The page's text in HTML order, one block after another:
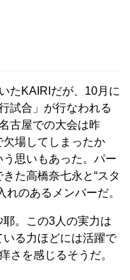
たKAIRIだが、10月に
試合」が行なわれる
古屋での大会は昨
場してしまったか
思いもあった。パー
た高橋奈七永と“スタ
れのあるメンバーだ。
。この3人の実力は
る力ほどには活躍で
さを感じるそうだ。